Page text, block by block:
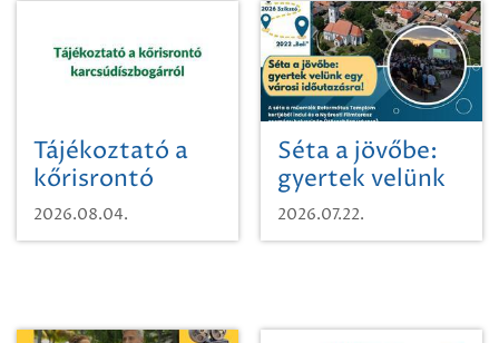
Tájékoztató a
kőrisrontó
karcsúdíszbogárról
2026.08.04.
Séta a jövőbe:
gyertek velünk
egy városi
időutazásra!
2026.07.22.